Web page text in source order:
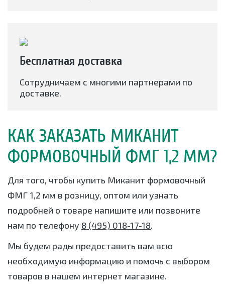
Бесплатная доставка
Сотрудничаем с многими партнерами по
доставке.
КАК ЗАКАЗАТЬ МИКАНИТ
ФОРМОВОЧНЫЙ ФМГ 1,2 ММ?
Для того, чтобы купить Миканит формовочный
ФМГ 1,2 мм в розницу, оптом или узнать
подробней о товаре напишите или позвоните
нам по телефону 8 (495) 018-17-18.
Мы будем рады предоставить вам всю
необходимую информацию и помочь с выбором
товаров в нашем интернет магазине.